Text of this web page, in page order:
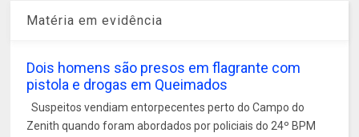
Matéria em evidência
Dois homens são presos em flagrante com
pistola e drogas em Queimados
Suspeitos vendiam entorpecentes perto do Campo do
Zenith quando foram abordados por policiais do 24º BPM